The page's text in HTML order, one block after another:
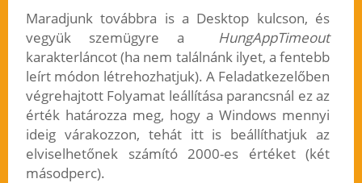
Maradjunk továbbra is a Desktop kulcson, és
vegyük szemügyre a
HungAppTimeout
karakterláncot (ha nem találnánk ilyet, a fentebb
leírt módon létrehozhatjuk). A Feladatkezelőben
végrehajtott Folyamat leállítása parancsnál ez az
érték határozza meg, hogy a Windows mennyi
ideig várakozzon, tehát itt is beállíthatjuk az
elviselhetőnek számító 2000-es értéket (két
másodperc).